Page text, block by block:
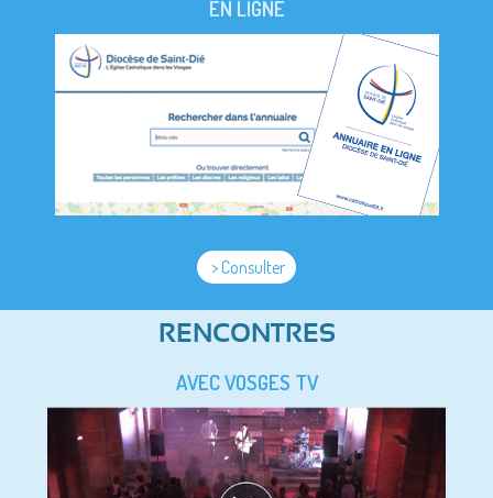
EN LIGNE
> Consulter
RENCONTRES
AVEC VOSGES TV